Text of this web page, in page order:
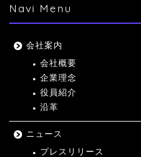
Navi Menu
会社案内
会社概要
企業理念
役員紹介
沿革
ニュース
プレスリリース